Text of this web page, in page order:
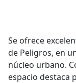
Se ofrece
de Peligros, en
núcleo urbano.
espacio destaca